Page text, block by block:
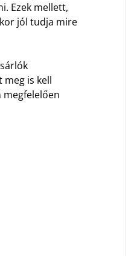
Ezek mellett,
jól tudja mire
meg is kell
megfelelően